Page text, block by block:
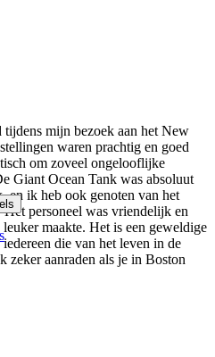
mijn bezoek aan het New
waren prachtig en goed
om zoveel ongelooflijke
Giant Ocean Tank was absoluut
en ik heb ook genoten van het
personeel was vriendelijk en
maakte. Het is een geweldige
die van het leven in de
zeker aanraden als je in Boston